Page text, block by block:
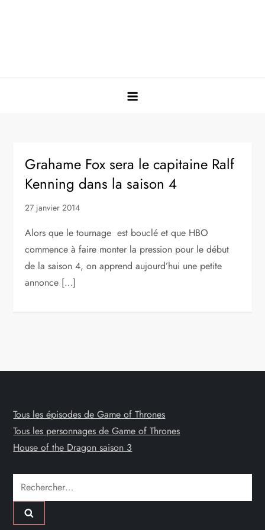
Grahame Fox sera le capitaine Ralf
Kenning dans la saison 4
27 janvier 2014
Alors que le tournage est bouclé et que HBO
commence à faire monter la pression pour le début
de la saison 4, on apprend aujourd’hui une petite
annonce […]
Tous les épisodes de Game of Thrones
Tous les personnages de Game of Thrones
House of the Dragon saison 3
Rechercher :